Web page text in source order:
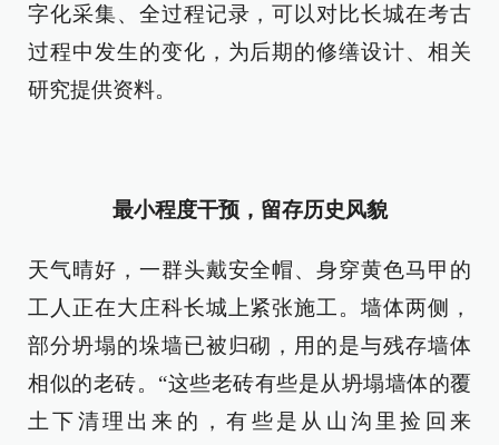
字化采集、全过程记录，可以对比长城在考古
过程中发生的变化，为后期的修缮设计、相关
研究提供资料。
最小程度干预，留存历史风貌
天气晴好，一群头戴安全帽、身穿黄色马甲的
工人正在大庄科长城上紧张施工。墙体两侧，
部分坍塌的垛墙已被归砌，用的是与残存墙体
相似的老砖。“这些老砖有些是从坍塌墙体的覆
土下清理出来的，有些是从山沟里捡回来